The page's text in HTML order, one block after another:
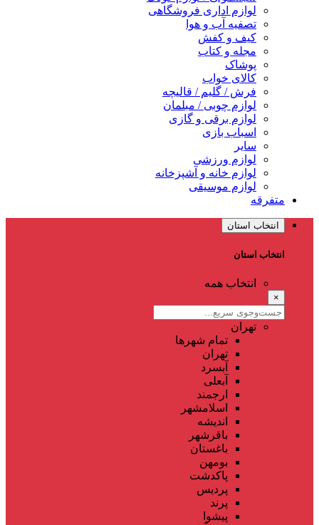
لوازم اداری فروشگاهی
تصفیه آب و هوا
کیف و کفش
مجله و کتاب
پوشاک
کالای خواب
فرش / گلیم / قالیچه
لوازم چوبی / مبلمان
لوازم برقی و گازی
اسباب بازی
سایر
لوازم ورزشی
لوازم خانه و آشپزخانه
لوازم موسیقی
متفرقه
انتخاب استان
انتخاب استان
انتخاب همه
×
تهران
تمام شهر‌ها
تهران
آبسرد
آبعلی
ارجمند
اسلامشهر
اندیشه
باقرشهر
باغستان
بومهن
پاکدشت
پردیس
پرند
پیشوا